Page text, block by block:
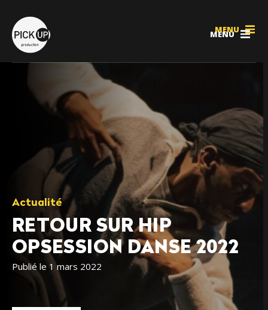
MENU
MENU
Actualité
RETOUR SUR HIP
OPSESSION DANSE 2022
Publié le 1 mars 2022